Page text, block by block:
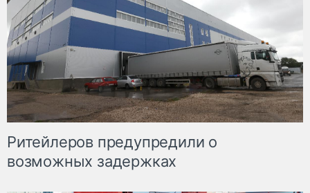
Ритейлеров предупредили о
возможных задержках